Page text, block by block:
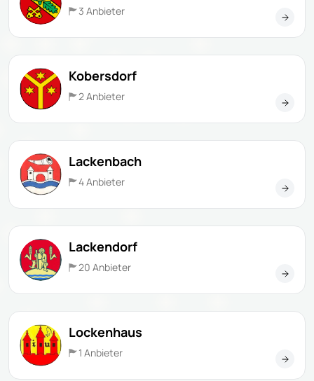
3 Anbieter
Kobersdorf
2 Anbieter
Lackenbach
4 Anbieter
Lackendorf
20 Anbieter
Lockenhaus
1 Anbieter